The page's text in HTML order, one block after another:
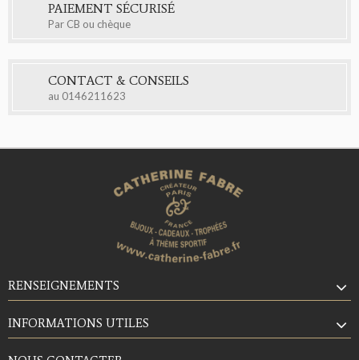
PAIEMENT SÉCURISÉ
Par CB ou chèque
CONTACT & CONSEILS
au 0146211623
RENSEIGNEMENTS
INFORMATIONS UTILES